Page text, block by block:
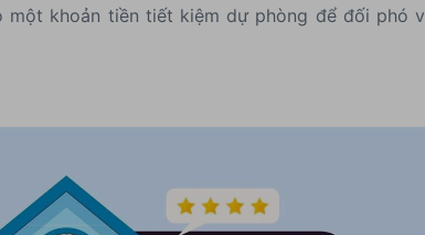
khoản tiền tiết kiệm dự phòng để đối phó